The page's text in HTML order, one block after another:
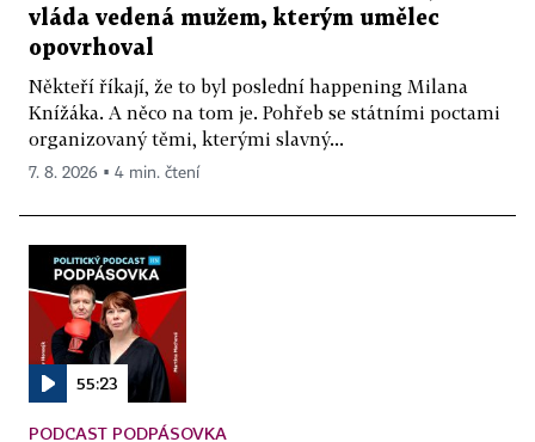
vláda vedená mužem, kterým umělec
opovrhoval
Někteří říkají, že to byl poslední happening Milana
Knížáka. A něco na tom je. Pohřeb se státními poctami
organizovaný těmi, kterými slavný...
7. 8. 2026 ▪ 4 min. čtení
55:23
PODCAST PODPÁSOVKA